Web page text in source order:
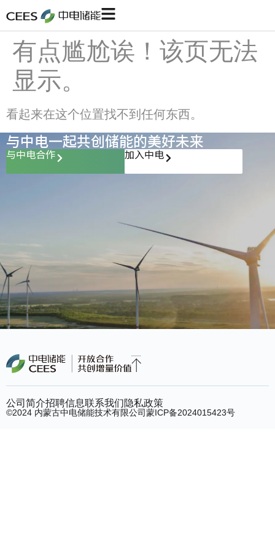
有点尴尬诶！该页无法
显示。
看起来在这个位置找不到任何东西。
与中电一起共创储能的美好未来
与中电合作 加入中电
©2024 内蒙古中电储能技术有限公司蒙ICP备2024015423号
公司简介招聘信息联系我们隐私政策